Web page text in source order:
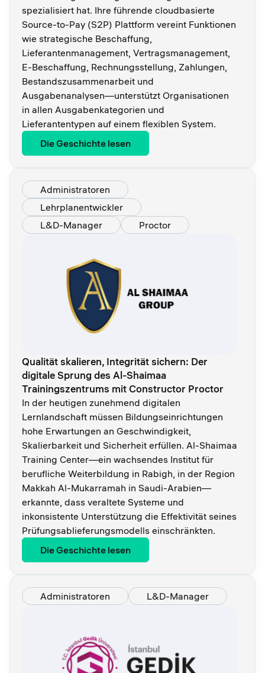
spezialisiert hat. Ihre führende cloudbasierte
Source-to-Pay (S2P) Plattform vereint Funktionen
wie strategische Beschaffung,
Lieferantenmanagement, Vertragsmanagement,
E-Beschaffung, Rechnungsstellung, Zahlungen,
Bestandszusammenarbeit und
Ausgabenanalysen—unterstützt Organisationen
in allen Ausgabenkategorien und
Lieferantentypen auf einem flexiblen System.
Die Geschichte lesen
Administratoren
Lehrplanentwickler
L&D-Manager
Proctor
Qualität skalieren, Integrität sichern: Der
digitale Sprung des Al-Shaimaa
Trainingszentrums mit Constructor Proctor
In der heutigen zunehmend digitalen
Lernlandschaft müssen Bildungseinrichtungen
hohe Erwartungen an Geschwindigkeit,
Skalierbarkeit und Sicherheit erfüllen. Al-Shaimaa
Training Center—ein wachsendes Institut für
berufliche Weiterbildung in Rabigh, in der Region
Makkah Al-Mukarramah in Saudi-Arabien—
erkannte, dass veraltete Systeme und
inkonsistente Unterstützung die Effektivität seines
Prüfungsablieferungsmodells einschränkten.
Die Geschichte lesen
Administratoren L&D-Manager